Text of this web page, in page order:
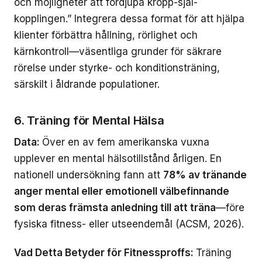
och möjligheter att fördjupa kropp-själ-
kopplingen.” Integrera dessa format för att hjälpa
klienter förbättra hållning, rörlighet och
kärnkontroll—väsentliga grunder för säkrare
rörelse under styrke- och konditionsträning,
särskilt i åldrande populationer.
6. Träning för Mental Hälsa
Data: Över en av fem amerikanska vuxna
upplever en mental hälsotillstånd årligen. En
nationell undersökning fann att 78% av tränande
anger mental eller emotionell välbefinnande
som deras främsta anledning till att träna—före
fysiska fitness- eller utseendemål (ACSM, 2026).
Vad Detta Betyder för Fitnessproffs: Träning